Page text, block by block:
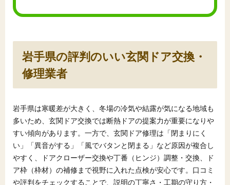
岩手県の評判のいい玄関ドア交換・
修理業者
岩手県は寒暖差が大きく、冬場の冷気や結露が気になる地域も
多いため、玄関ドア交換では断熱ドアの提案力が重要になりや
すい傾向があります。一方で、玄関ドア修理は「閉まりにく
い」「異音がする」「風でバタンと閉まる」など原因が複合し
やすく、ドアクローザー交換や丁番（ヒンジ）調整・交換、ド
ア枠（枠材）の補修まで視野に入れた点検が安心です。口コミ
や評判をチェックすることで、説明の丁寧さ・工期の守り方・